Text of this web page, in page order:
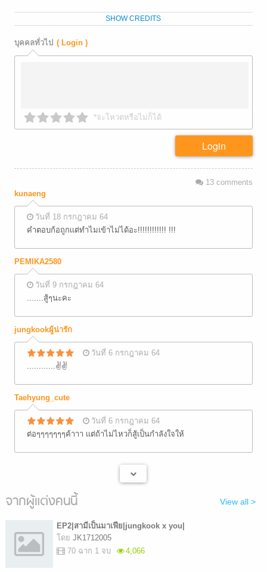
SHOW CREDITS
บุคคลทั่วไป ( Login )
*จะโหวตหรือไม่ก็ได้
Login
13comments
kunaeng
วันที่ 18 กรกฎาคม 64
คำตอบก้อถูกเเต่ทำไมเข้าไม่ได้อะ!!!!!!!!!!!! !!!
PEMIKA2580
วันที่ 9 กรกฎาคม 64
.......สู้ๆนะคะ
jungkookผู้น่ารัก
วันที่ 6 กรกฎาคม 64
............✌✌
Taehyung_cute
วันที่ 6 กรกฎาคม 64
ต่อๆๆๆๆๆๆๆค้าาา เเต่ถ้าไม่ไหวก็สู้เป็นกำลังใจให้
จากผู้แต่งคนนี้ View all >
EP2|สามีเป็นมาเฟีย|jungkook x you|
โดย JK1712005
70 ฉาก 1 จบ
4,066